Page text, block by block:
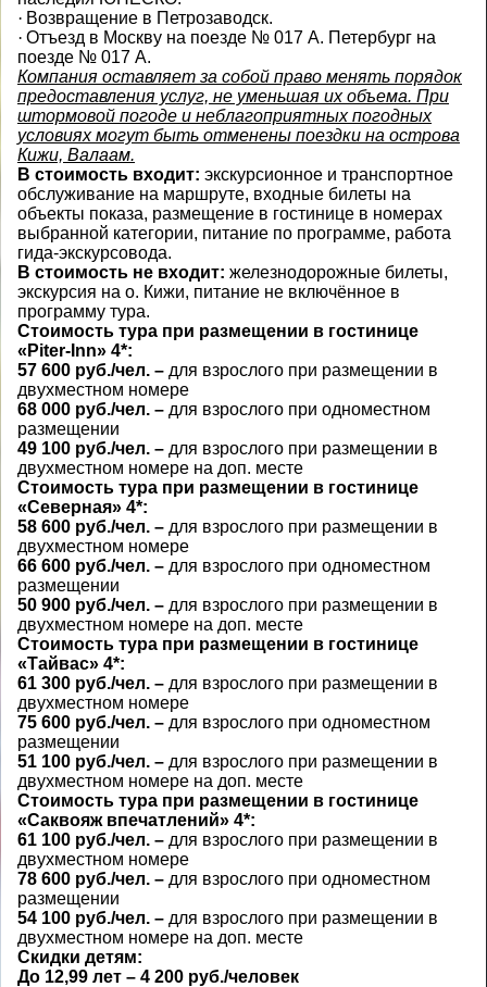
· Возвращение в Петрозаводск.
· Отъезд в Москву на поезде № 017 А. Петербург на
поезде № 017 А.
Компания оставляет за собой право менять порядок
предоставления услуг, не уменьшая их объема. При
штормовой погоде и неблагоприятных погодных
условиях могут быть отменены поездки на острова
Кижи, Валаам.
В стоимость входит: экскурсионное и транспортное
обслуживание на маршруте, входные билеты на
объекты показа, размещение в гостинице в номерах
выбранной категории, питание по программе, работа
гида-экскурсовода.
В стоимость не входит: железнодорожные билеты,
экскурсия на о. Кижи, питание не включённое в
программу тура.
Стоимость тура при размещении в гостинице
«Piter-Inn» 4*:
57 600 руб./чел. – для взрослого при размещении в
двухместном номере
68 000 руб./чел. – для взрослого при одноместном
размещении
49 100 руб./чел. – для взрослого при размещении в
двухместном номере на доп. месте
Стоимость тура при размещении в гостинице
«Северная» 4*:
58 600 руб./чел. – для взрослого при размещении в
двухместном номере
66 600 руб./чел. – для взрослого при одноместном
размещении
50 900 руб./чел. – для взрослого при размещении в
двухместном номере на доп. месте
Стоимость тура при размещении в гостинице
«Тайвас» 4*:
61 300 руб./чел. – для взрослого при размещении в
двухместном номере
75 600 руб./чел. – для взрослого при одноместном
размещении
51 100 руб./чел. – для взрослого при размещении в
двухместном номере на доп. месте
Стоимость тура при размещении в гостинице
«Саквояж впечатлений» 4*:
61 100 руб./чел. – для взрослого при размещении в
двухместном номере
78 600 руб./чел. – для взрослого при одноместном
размещении
54 100 руб./чел. – для взрослого при размещении в
двухместном номере на доп. месте
Скидки детям:
До 12,99 лет – 4 200 руб./человек